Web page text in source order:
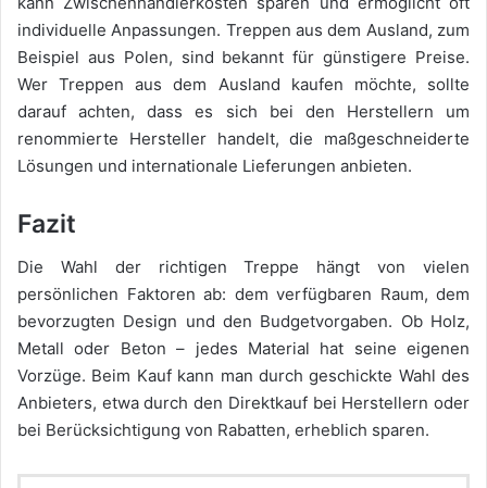
individuelle Anpassungen. Treppen aus dem Ausland, zum
Beispiel aus Polen, sind bekannt für günstigere Preise.
Wer Treppen aus dem Ausland kaufen möchte, sollte
darauf achten, dass es sich bei den Herstellern um
renommierte Hersteller handelt, die maßgeschneiderte
Lösungen und internationale Lieferungen anbieten.
Fazit
Die Wahl der richtigen Treppe hängt von vielen
persönlichen Faktoren ab: dem verfügbaren Raum, dem
bevorzugten Design und den Budgetvorgaben. Ob Holz,
Metall oder Beton – jedes Material hat seine eigenen
Vorzüge. Beim Kauf kann man durch geschickte Wahl des
Anbieters, etwa durch den Direktkauf bei Herstellern oder
bei Berücksichtigung von Rabatten, erheblich sparen.